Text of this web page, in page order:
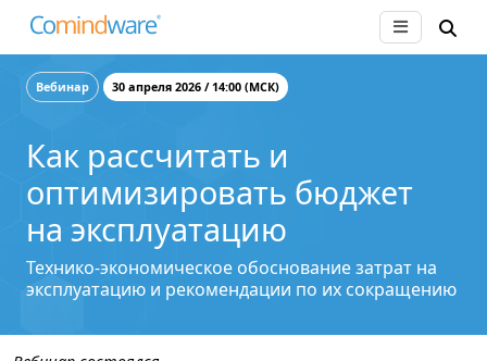
Вебинар 30 апреля 2026 / 14:00 (МСК)
Как рассчитать и
оптимизировать бюджет
на эксплуатацию
Технико-экономическое обоснование затрат на
эксплуатацию и рекомендации по их сокращению